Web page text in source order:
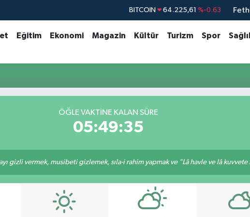
BITCOIN 64.225,61 %-0.63
STERLİN 64,2463 %0.07
BİST100 13.799 %70
Eğitim Ekonomi Magazin Kültür Turizm Spor
ÖĞLE VAKTINE KALAN SÜRE
05:49:35
gizli vermek, musibeti gizlemek, sıla-i rahim yapmak ve "Lâ havle ve lâ